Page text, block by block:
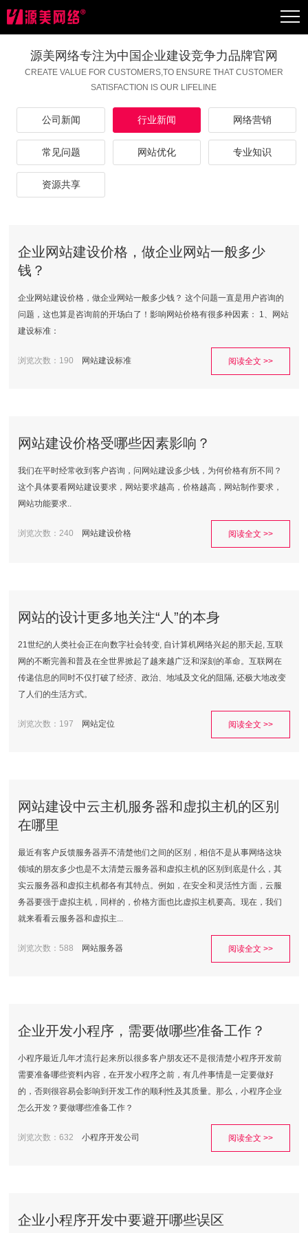
源美网络专注为中国企业建设竞争力品牌官网
CREATE VALUE FOR CUSTOMERS,TO ENSURE THAT CUSTOMER
SATISFACTION IS OUR LIFELINE
公司新闻 行业新闻 网络营销
常见问题 网站优化 专业知识
资源共享
企业网站建设价格，做企业网站一般多少
钱？
​企业网站建设价格，做企业网站一般多少钱？ 这个问题一直是用户咨询的
问题，这也算是咨询前的开场白了！影响网站价格有很多种因素： 1、网站
建设标准：
阅读全文 >>
浏览次数：190 网站建设标准
网站建设价格受哪些因素影响？
我们在平时经常收到客户咨询，问网站建设多少钱，为何价格有所不同？
这个具体要看网站建设要求，网站要求越高，价格越高，网站制作要求，
网站功能要求..
阅读全文 >>
浏览次数：240 网站建设价格
网站的设计更多地关注“人”的本身
21世纪的人类社会正在向数字社会转变, 自计算机网络兴起的那天起, 互联
网的不断完善和普及在全世界掀起了越来越广泛和深刻的革命。互联网在
传递信息的同时不仅打破了经济、政治、地域及文化的阻隔, 还极大地改变
了人们的生活方式。
阅读全文 >>
浏览次数：197 网站定位
网站建设中云主机服务器和虚拟主机的区别
在哪里
最近有客户反馈服务器弄不清楚他们之间的区别，相信不是从事网络这块
领域的朋友多少也是不太清楚云服务器和虚拟主机的区别到底是什么，其
实云服务器和虚拟主机都各有其特点。例如，在安全和灵活性方面，云服
务器要强于虚拟主机，同样的，价格方面也比虚拟主机要高。现在，我们
就来看看云服务器和虚拟主...
阅读全文 >>
浏览次数：588 网站服务器
企业开发小程序，需要做哪些准备工作？
小程序最近几年才流行起来所以很多客户朋友还不是很清楚小程序开发前
需要准备哪些资料内容，在开发小程序之前，有几件事情是一定要做好
的，否则很容易会影响到开发工作的顺利性及其质量。那么，小程序企业
怎么开发？要做哪些准备工作？
阅读全文 >>
浏览次数：632小程序开发公司
企业小程序开发中要避开哪些误区